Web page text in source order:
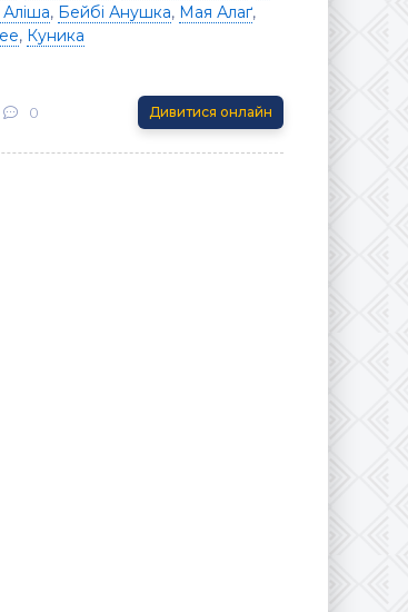
, Бейбі Анушка, Мая Алаґ,
, Куника
0 Дивитися онлайн